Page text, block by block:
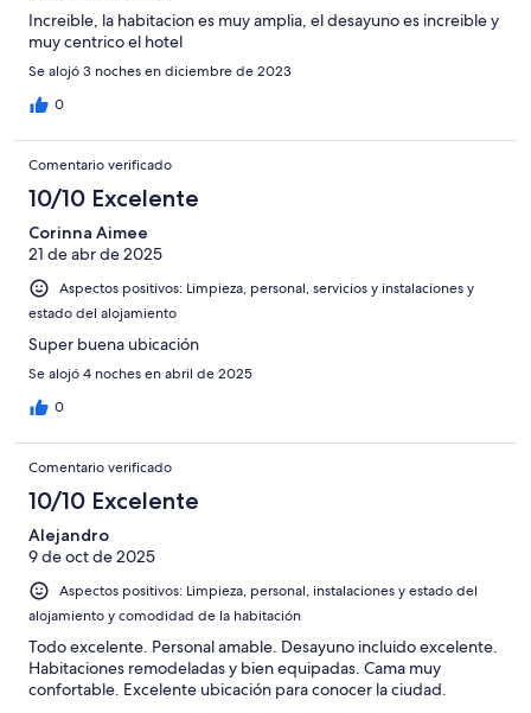
Increible, la habitacion es muy amplia, el desayuno es increible y
muy centrico el hotel
Se alojó 3 noches en diciembre de 2023
0
Comentario verificado
10/10 Excelente
Corinna Aimee
21 de abr de 2025
Aspectos positivos: Limpieza, personal, servicios y instalaciones y
estado del alojamiento
Super buena ubicación
Se alojó 4 noches en abril de 2025
0
Comentario verificado
10/10 Excelente
Alejandro
9 de oct de 2025
Aspectos positivos: Limpieza, personal, instalaciones y estado del
alojamiento y comodidad de la habitación
Todo excelente. Personal amable. Desayuno incluido excelente.
Habitaciones remodeladas y bien equipadas. Cama muy
confortable. Excelente ubicación para conocer la ciudad.